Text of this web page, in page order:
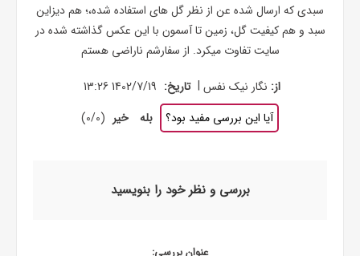
سبدی که ارسال شده عن از نظر گل های استفاده شده،؛ هم دیزاین
سبد و هم کیفیت گل، زمین تا آسمون با این عکس گذاشته شده در
سایت تفاوت میکرد. از سفارشم ناراضی هستم
از: نگار نیک نفس | تاریخ: 1402/7/19 13:26
آیا این بررسی مفید بود؟
بله خیر (
0/0
)
بررسی و نظر خود را بنویسید
عنوان بررسی: